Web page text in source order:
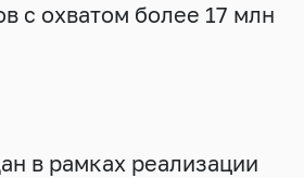
с охватом более 17 млн
в рамках реализации